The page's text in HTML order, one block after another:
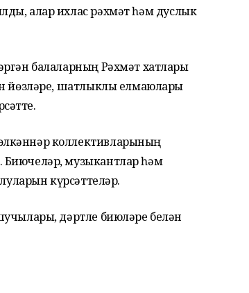
алар ихлас рәхмәт һәм дуслык
балаларның Рәхмәт хатлары
йөзләре, шатлыклы елмаюлары
коллективларының
музыкантлар һәм
күрсәттеләр.
дәртле биюләре белән